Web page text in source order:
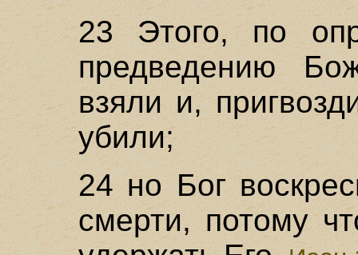
23 Этого, по
предведению
взяли и,
убили;
24 но Бог
смерти, потому